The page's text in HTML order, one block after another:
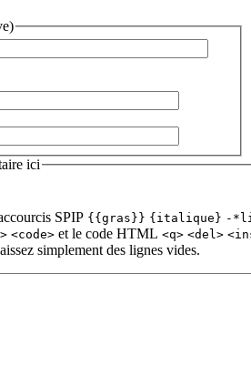
ici
SPIP {{gras}} {italique} -
<code> et le code HTML <q> <del>
simplement des lignes vides.